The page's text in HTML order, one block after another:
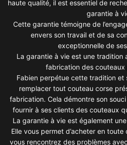
haute qualité, il est essentiel de
garantie à
Cette garantie témoigne de
envers son travail et de sa
exceptionnelle de
La garantie à vie est une tradition
fabrication des couteaux
Fabien perpétue cette tradition et
remplacer tout couteau corse
fabrication. Cela démontre son
fournir à ses clients des couteaux
La garantie à vie est également
Elle vous permet d’acheter en
vous rencontrez des problèmes